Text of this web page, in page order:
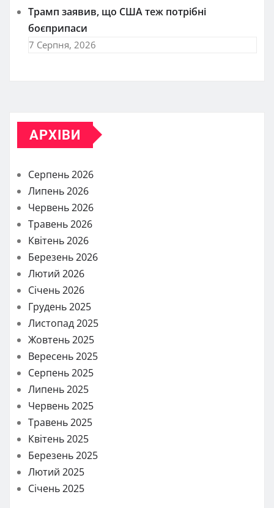
Трамп заявив, що США теж потрібні
боєприпаси
7 Серпня, 2026
АРХІВИ
Серпень 2026
Липень 2026
Червень 2026
Травень 2026
Квітень 2026
Березень 2026
Лютий 2026
Січень 2026
Грудень 2025
Листопад 2025
Жовтень 2025
Вересень 2025
Серпень 2025
Липень 2025
Червень 2025
Травень 2025
Квітень 2025
Березень 2025
Лютий 2025
Січень 2025